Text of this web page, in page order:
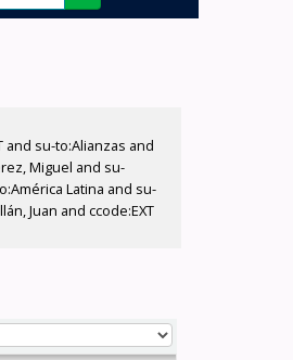
and su-to:Alianzas and
Miguel and su-
Latina and su-
Juan and ccode:EXT